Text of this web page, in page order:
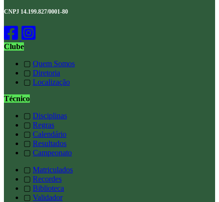
CNPJ 14.199.827/0001-80
Clube
▢ Quem Somos
▢ Diretoria
▢ Localização
Técnico
▢ Disciplinas
▢ Regras
▢ Calendário
▢ Resultados
▢ Campeonato
▢ Matriculados
▢ Recordes
▢ Biblioteca
▢ Validador